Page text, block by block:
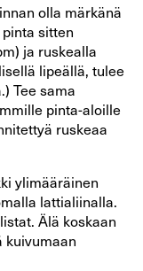
olla märkänä
sitten
ja ruskealla
lipeällä, tulee
Tee sama
pinta-aloille
ruskeaa
ylimääräinen
lattialiinalla.
Älä koskaan
kuivumaan